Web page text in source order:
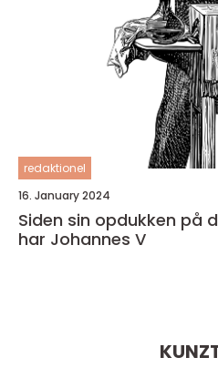
redaktionel
16. January 2024
Siden sin opdukken på
har Johannes V